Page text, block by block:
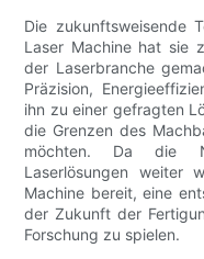
Die zukunftsweisende
Laser Machine hat sie
der Laserbranche
Präzision,
ihn zu einer gefragten
die Grenzen des
möchten. Da die
Laserlösungen weiter
Machine bereit, eine
der Zukunft der
Forschung zu spielen.